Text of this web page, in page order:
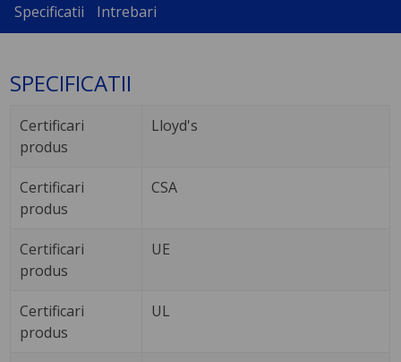
Specificatii Intrebari
SPECIFICATII
Certificari
produs
Lloyd's
Certificari
produs
CSA
Certificari
produs
UE
Certificari
produs
UL